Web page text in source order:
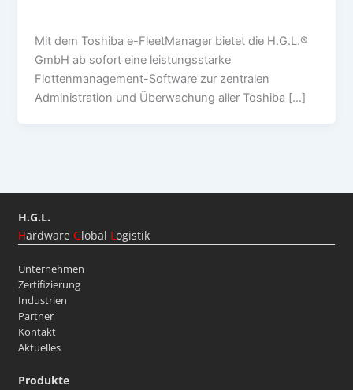
Mit dem Toshiba e-FleetManager bietet die H.G.L.®
GmbH ab sofort eine leistungsstarke
Flottenmanagement-Software zur zentralen
Administration und Überwachung aller Toshiba […]
H.G.L.
Hardware Global Logistik
Unternehmen
Zertifizierung
Industrien
Partner
Kontakt
Aktuelles
Produkte